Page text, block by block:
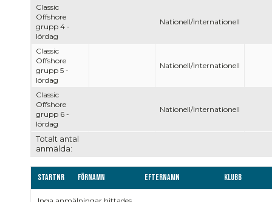
Totalt antal
anmälda:
Classic
Offshore
grupp 4 -
lördag
Nationell/Internationell
Classic
Offshore
grupp 5 -
lördag
Nationell/Internationell
Classic
Offshore
grupp 6 -
lördag
Nationell/Internationell
Startnr Förnamn Efternamn Klubb